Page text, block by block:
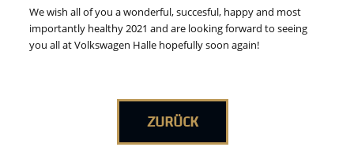
We wish all of you a wonderful, succesful, happy and most
importantly healthy 2021 and are looking forward to seeing
you all at Volkswagen Halle hopefully soon again!
ZURÜCK